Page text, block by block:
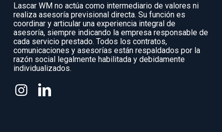
Lascar WM no actúa como intermediario de valores ni
realiza asesoría previsional directa. Su función es
coordinar y articular una experiencia integral de
asesoría, siempre indicando la empresa responsable de
cada servicio prestado. Todos los contratos,
comunicaciones y asesorías están respaldados por la
razón social legalmente habilitada y debidamente
individualizados.